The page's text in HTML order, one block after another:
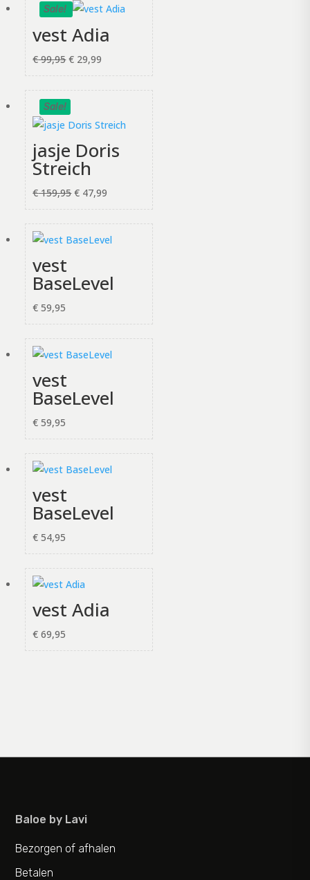
€ 129,00.€ 77,40.
Sale!
vest Adia
€99,95Oorspronkelijke
prijs
was:
€ 99,95.
€ 29,99
prijs
is:
Sale!
jasje Doris
Streich
€159,95Oorspronkelijke
prijs
was:
€ 159,95.
€ 47,99
prijs
is:
€ 47,99.
vest
BaseLevel
€ 59,95
vest
BaseLevel
€ 59,95
vest
BaseLevel
€ 54,95
vest Adia
€ 69,95
Baloe by Lavi
Bezorgen of afhalen
Betalen